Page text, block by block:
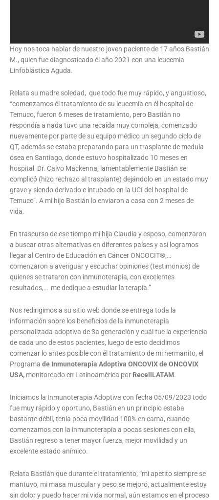
Hoy nos toca hablar de nuestro joven paciente de 17 años Bastián
M., quien fue diagnosticado él año 2021 con una leucemia
Linfoblástica Aguda.
Relata su madre soledad, que todo fue muy rápido, y angustioso,
“comenzamos él tratamiento de su leucemia en él hospital de
Temuco, fueron 6 meses de tratamiento, pero Bastián no
respondía a nada tuvo una recaída muy compleja, comenzado
nuevamente por parte de su equipo médico un segundo ciclo de
QT, además se estaba preparando para un trasplante de medula
ósea en Santiago, donde estuvo hospitalizado 10 meses en
hospital
Dr. Calvo Mackenna, lamentablemente Bastián se
complicó (hizo rechazo al trasplante) dejándolo en un estado muy
grave y siendo derivado e intubado en la UCI del hospital de
Temuco”. A mi hijo Bastián lo enviaron a casa con 2 meses de
vida.
En trascurso de ese tiempo mi hija Claudia y esposo, comenzaron
a buscar otras alternativas en diferentes países y así logramos
llegar al Centro de Educación en Cáncer ONCOCIT®,…
comenzaron a averiguar y escuchar opiniones (testimonios) de
quienes se trataron con inmunoterapia, con excelentes
resultados,… me dedique a estudiar la terapia.”
Nos redirigimos a su sitio web donde se entrega toda la
información sobre los beneficios de la inmunoterapia
personalizada adoptiva de 3a generación y cuál fue la experiencia
de cada uno de estos pacientes, luego de esto decidimos
comenzar lo antes posible con él tratamiento de mi hermanito, el
Programa de Inmunoterapia Adoptiva ONCOVIX de ONCOVIX
USA, monitoreado en Latinoamérica por RecellLATAM.
Iniciamos la Inmunoterapia Adoptiva con fecha 05/09/2023 todo
fue muy rápido y oportuno, Bastián en un principio estaba
bastante débil, tenía poca movilidad 100% en cama, cuando
comenzamos con la inmunoterapia a pocas sesiones con ella,
Bastián regreso a tener mayor fuerza, mejor movilidad y un
excelente estado anímico.
Relata Bastián que durante el tratamiento; “mi apetito siempre se
mantuvo, mi masa muscular y peso se mejoró, actualmente estoy
sin dolor y puedo hacer mi vida normal, aún estamos en el proceso